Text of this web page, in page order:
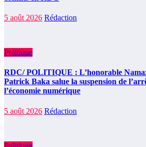
5 août 2026 Rédaction
Politique
RDC/ POLITIQUE : L’honorable
Patrick Baka salue la suspension de
l’économie numérique
5 août 2026 Rédaction